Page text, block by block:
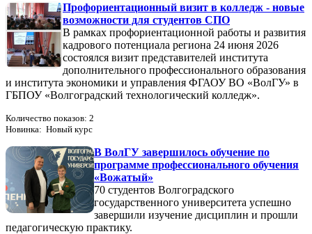
Профориентационный визит в колледж - новые
возможности для студентов СПО
В рамках профориентационной работы и развития
кадрового потенциала региона 24 июня 2026
состоялся визит представителей института
дополнительного профессионального образования
и института экономики и управления ФГАОУ ВО «ВолГУ» в
ГБПОУ «Волгоградский технологический колледж».
Количество показов: 2
Новинка: Новый курс
В ВолГУ завершилось обучение по
программе профессионального обучения
«Вожатый»
70 студентов Волгоградского
государственного университета успешно
завершили изучение дисциплин и прошли
педагогическую практику.